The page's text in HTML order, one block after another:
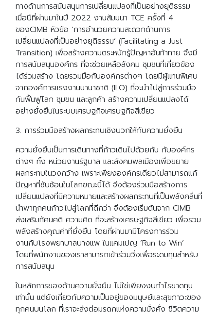
ทางด้านการสนับสนุนการเปลี่ยนแปลงที่เป็นอย่างยุติธรรม
เมื่อปีที่ผ่านมาในปี 2022 งานสัมมนา TCE ครั้งที่ 4
ของCIMB หัวข้อ ‘การอำนวยความสะดวกด้านการ
เปลี่ยนแปลงที่เป็นอย่างยุติธรรม’ (Facilitating a Just
Transition) เพื่อสร้างความตระหนักรู้ปัญหาอันท้าทาย จึงมี
การสนับสนุนองค์กร ที่จะช่วยเหลือสังคม ชุมชนที่เกี่ยวข้อง
ได้ร่วมสร้าง โดยรวมมือกับองค์กรต่างๆ โดยมีผู้แทนพิเศษ
จากองค์การแรงงานนานาชาติ (ILO) ที่จะนำไปสู่การร่วมมือ
กันฟื้นฟูโลก ชุมชน และลูกค้า สร้างความเปลี่ยนแปลงได้
อย่างยั่งยืนในระบบเศรษฐกิจเศรษฐกิจสีเขียว
3. การร่วมมือสร้างผลกระทบเชิงบวกให้กับความยั่งยืน
ความยั่งยืนเป็นการเดินทางที่ก้าวเดินไปด้วยกัน กับองค์กร
ต่างๆ ทั้ง หน่วยงานรัฐบาล และสังคมพลเมืองเพื่อขยาย
ผลกระทบในวงกว้าง เพราะเพียงองค์กรเดียวไม่สามารถแก้
ปัญหาที่ซับซ้อนในโลกขณะนี้ได้ จึงต้องร่วมมือสร้างการ
เปลี่ยนแปลงที่มีความหมายและสร้างผลกระทบที่เป็นพลังคลื่นที่
นำพาทุกคนก้าวไปสู่โลกที่ดีกว่า จึงต้องเริ่มต้นจาก CIMB
ส่งเสริมทัศนคติ ความคิด ที่จะสร้างเศรษฐกิจสีเขียว เพื่อรวม
พลังสร้างคุณค่าที่ยั่งยืน โดยที่ผ่านมามีโครงการร่วม
งานกับโรงพยาบาลบางแพ ในแคมเปญ ‘Run to Win’
โดยที่พนักงานของเราสามารถเข้าร่วมวิ่งเพื่อระดมทุนสำหรับ
การสนับสนุน
ในหลักการของด้านความยั่งยืน ไม่ใช่เพียงงบกำไรขาดทุน
เท่านั้น แต่ยังเกี่ยวกับความเป็นอยู่ของมนุษย์และสุขภาวะของ
ทุกคนบนโลก ที่เราจะส่งต่อมรดกแห่งความมั่งคั่ง ชีวิตความ